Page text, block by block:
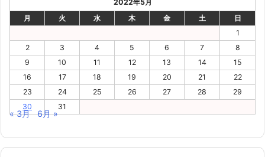
2022年5月
月
火 水 木 金 土
日
1
2
3 4 5 6 7
8
9
10 11 12 13 14
15
16
17 18 19 20 21
22
23
24 25 26 27 28
29
30
31
« 3月 6月 »